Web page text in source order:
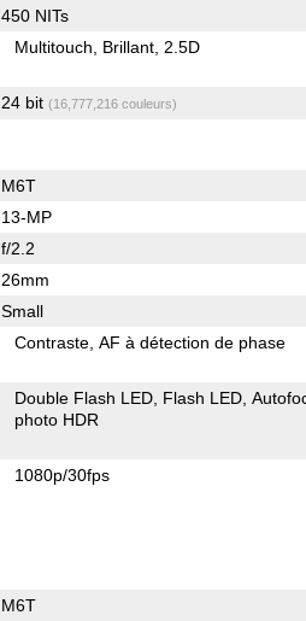
450 NITs
Multitouch Brillant 2.5D
24 bit (16,777,216 couleurs)
M6T
13-MP
f/2.2
26mm
Small
Contraste AF à détection de phase
Double Flash LED Flash LED
photo HDR
1080p/30fps
M6T